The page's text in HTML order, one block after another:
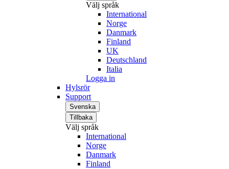
Välj språk
International
Norge
Danmark
Finland
UK
Deutschland
Italia
Logga in
Hylsrör
Support
Svenska
Tillbaka
Välj språk
International
Norge
Danmark
Finland